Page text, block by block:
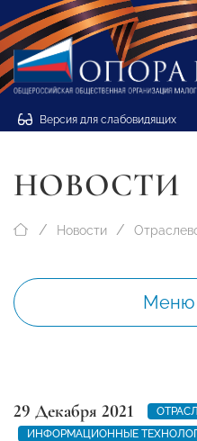
Версия для слабовидящих
НОВОСТИ
Новости
Меню
29 Декабря 2021
ИНФОРМАЦИОННЫЕ